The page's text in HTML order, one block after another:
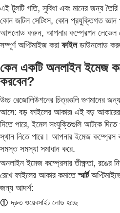
এই টুলটি গতি, সুবিধা এবং মানের জন্য
কোন জটিল সেটিংস, কোন প্রযুক্তিগত
আপলোড করুন, আপনার কম্প্রেশন লেভেল
সম্পূর্ণ অপ্টিমাইজ করাফাইলডাউনলোড
কেন একটি অনলাইন ইমেজ
করবেন?
উচ্চ রেজোলিউশনের চিত্রগুলি গুণমানের
আসে: বড় ফাইলের আকার৷ এই বড় আকারের
দিতে পারে, ইমেল সংযুক্তিগুলি আটকে
স্থান নিতে পারে। আপনার ইমেজ কম্প্রেস
সমস্ত সমস্যা সমাধান করে.
অনলাইন ইমেজ কম্প্রেসার তীক্ষ্ণতা, রঙের
রেখে ফাইলের আকার কমাতেস্মার্ট
জন্য আদর্শ:
① দ্রুত ওয়েবসাইট লোড হচ্ছে